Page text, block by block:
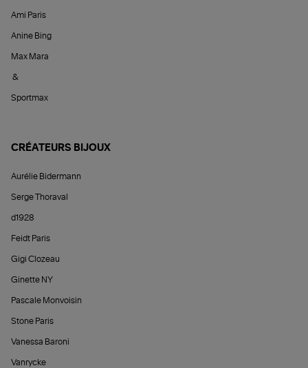
Ami Paris
Anine Bing
Max Mara
&
Sportmax
CRÉATEURS BIJOUX
Aurélie Bidermann
Serge Thoraval
d1928
Feidt Paris
Gigi Clozeau
Ginette NY
Pascale Monvoisin
Stone Paris
Vanessa Baroni
Vanrycke